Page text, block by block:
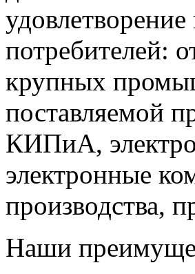
потребителей:
крупных
поставляемой
КИПиА,
электронные
производства,
Наши